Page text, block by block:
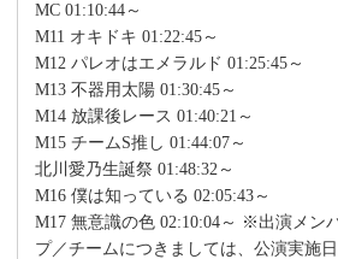
MC 01:10:44～
M11 オキドキ 01:22:45～
M12 パレオはエメラルド 01:25:45～
M13 不器用太陽 01:30:45～
M14 放課後レース 01:40:21～
M15 チームS推し 01:44:07～
北川愛乃生誕祭 01:48:32～
M16 僕は知っている 02:05:43～
M17 無意識の色 02:10:04～ ※出演メン
プ／チームにつきましては、公演実施